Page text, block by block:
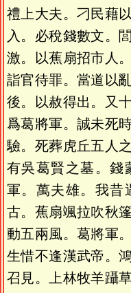
禮上大夫。刁民藉
入。必稅錢數文。
激。以蕉扇招市人
詣官待罪。當道以
後。以赦得出。又
爲葛將軍。誠未死
驗。死葬虎丘五人
有吳葛賢之墓。錢
軍。萬夫雄。我昔
古。蕉扇颯拉吹秋
動五兩風。葛將軍
生惜不逢漢武帝。
召見。上林牧羊躡